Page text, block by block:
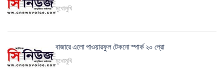
মুখোমুখি
বাজারে এলো পাওয়ারফুল টেকনো স্পার্ক ২০ প্রো
মুখোমুখি